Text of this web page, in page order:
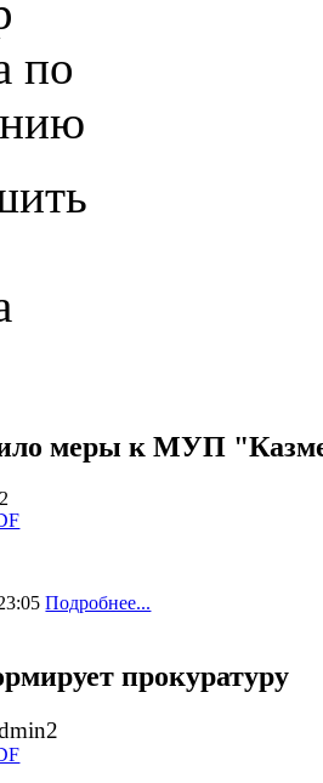
меры к МУП
Подробнее...
прокуратуру